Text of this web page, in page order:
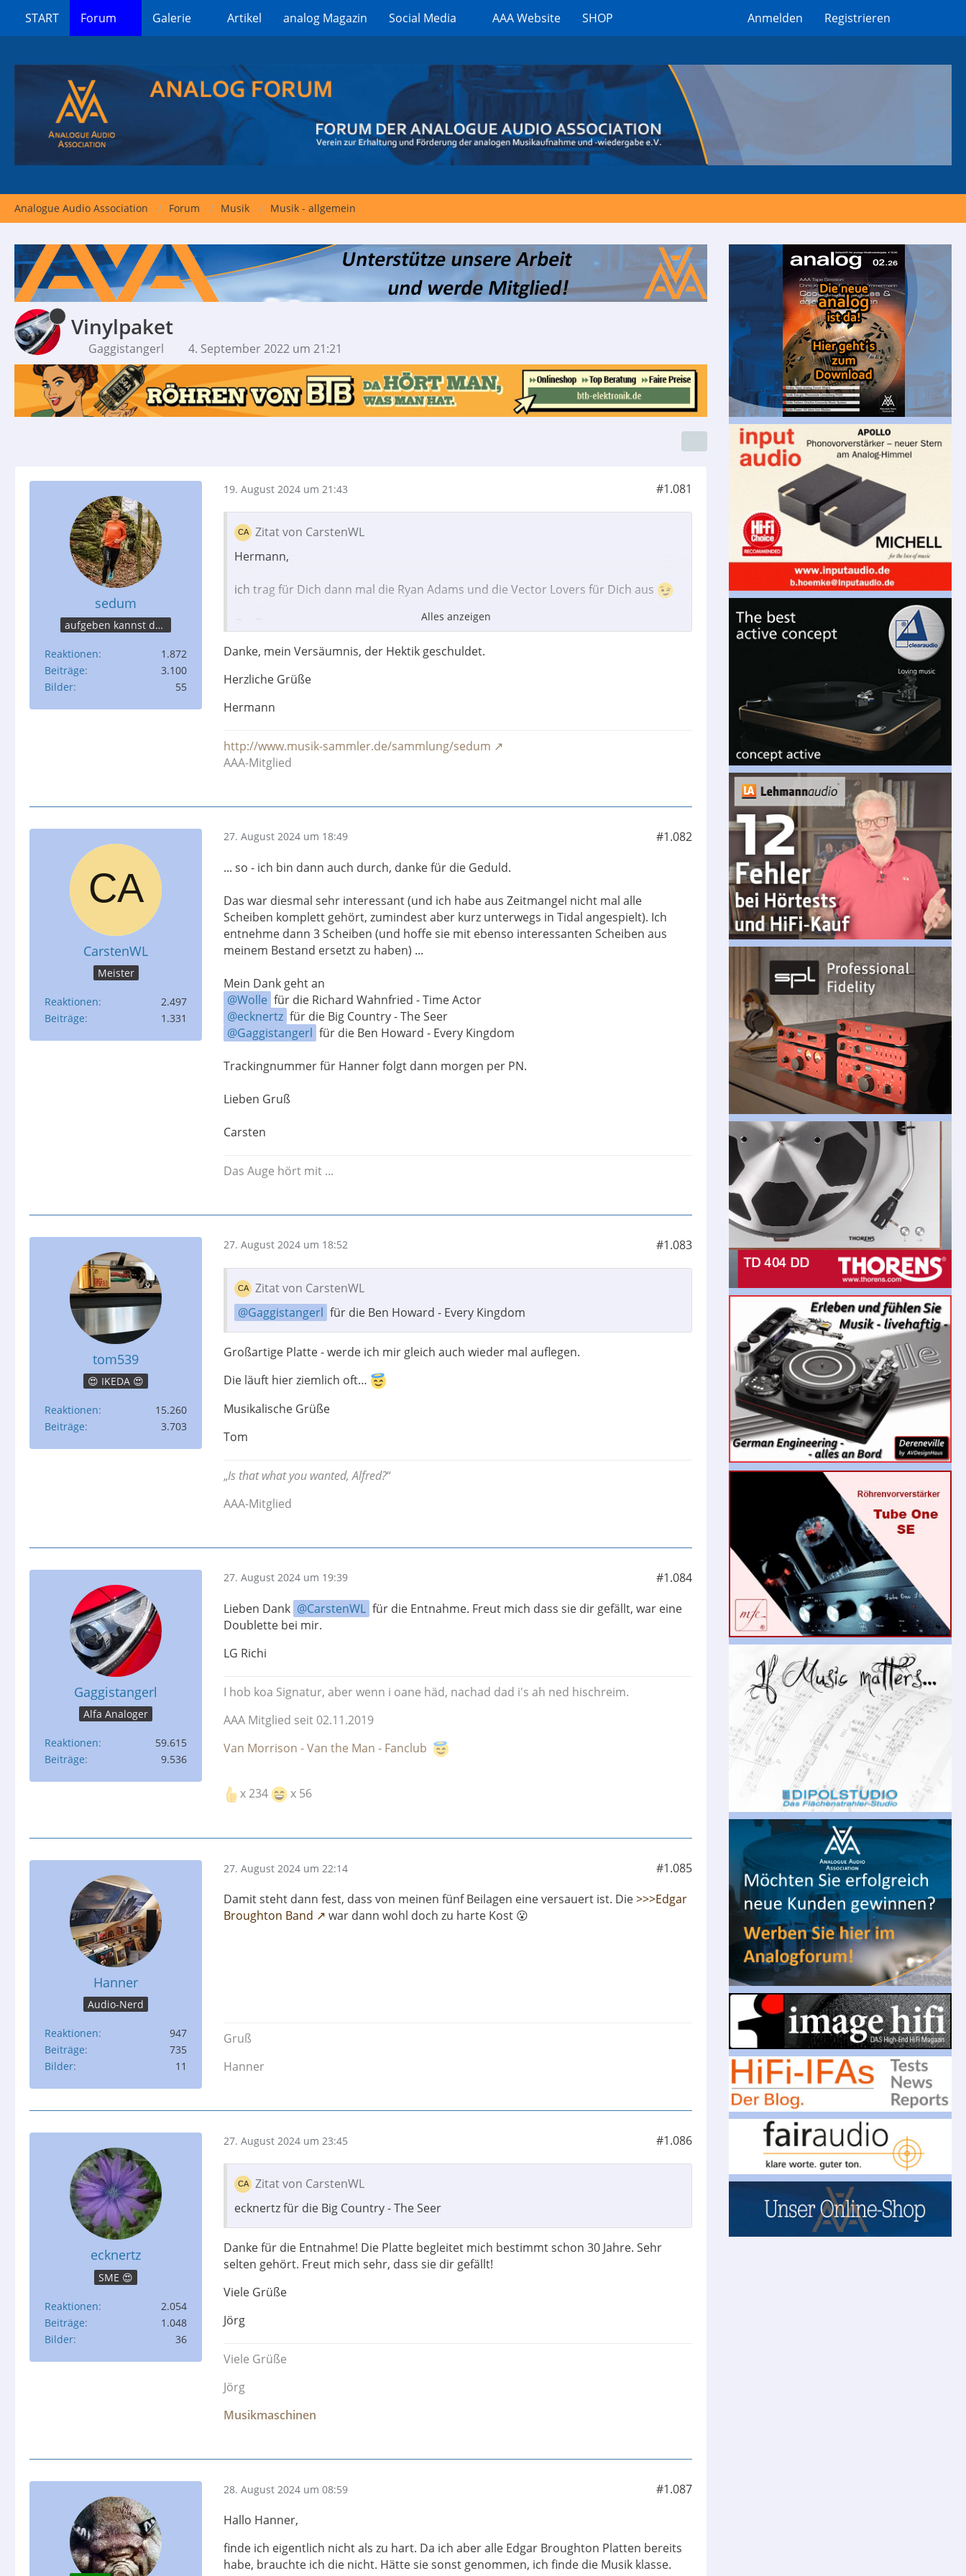
START Forum Galerie Artikel analog Magazin Social Media AAA Website SHOP Anmelden Registrieren
Analogue Audio Association Forum Musik Musik - allgemein
Vinylpaket
Gaggistangerl 4. September 2022 um 21:21
sedum
aufgeben kannst du bei der Post
Reaktionen
1.872
Beiträge
3.100
Bilder
55
19. August 2024 um 21:43 #1.081
Zitat von CarstenWL
Hermann,
ich trag für Dich dann mal die Ryan Adams und die Vector Lovers für Dich aus
Carsten
Alles anzeigen
Danke, mein Versäumnis, der Hektik geschuldet.
Herzliche Grüße
Hermann
http://www.musik-sammler.de/sammlung/sedum
AAA-Mitglied
CarstenWL
Meister
Reaktionen
2.497
Beiträge
1.331
27. August 2024 um 18:49
#1.082
... so - ich bin dann auch durch, danke für die Geduld.
Das war diesmal sehr interessant (und ich habe aus Zeitmangel nicht mal alle
Scheiben komplett gehört, zumindest aber kurz unterwegs in Tidal angespielt). Ich
entnehme dann 3 Scheiben (und hoffe sie mit ebenso interessanten Scheiben aus
meinem Bestand ersetzt zu haben) ...
Mein Dank geht an
Wolle für die Richard Wahnfried - Time Actor
ecknertz für die Big Country - The Seer
Gaggistangerl für die Ben Howard - Every Kingdom
Trackingnummer für Hanner folgt dann morgen per PN.
Lieben Gruß
Carsten
Das Auge hört mit ...
tom539
😍 IKEDA 😍
Reaktionen
15.260
Beiträge
3.703
27. August 2024 um 18:52 #1.083
Zitat von CarstenWL
Gaggistangerl für die Ben Howard - Every Kingdom
Großartige Platte - werde ich mir gleich auch wieder mal auflegen.
Die läuft hier ziemlich oft…
Musikalische Grüße
Tom
„Is that what you wanted, Alfred?“
AAA-Mitglied
Gaggistangerl
Alfa Analoger
Reaktionen
59.615
Beiträge
9.536
27. August 2024 um 19:39
#1.084
Lieben Dank
CarstenWL für die Entnahme. Freut mich dass sie dir gefällt, war eine
Doublette bei mir.
LG Richi
I hob koa Signatur, aber wenn i oane häd, nachad dad i's ah ned hischreim.
AAA Mitglied seit 02.11.2019
Van Morrison - Van the Man - Fanclub
x 234 x 56
Hanner
Audio-Nerd
Reaktionen
947
Beiträge
735
Bilder
11
27. August 2024 um 22:14
#1.085
Damit steht dann fest, dass von meinen fünf Beilagen eine versauert ist. Die>>>Edgar
Broughton Band
war dann wohl doch zu harte Kost 😮
Gruß
Hanner
ecknertz
SME 😍
Reaktionen
2.054
Beiträge
1.048
Bilder
36
27. August 2024 um 23:45 #1.086
Zitat von CarstenWL
ecknertz für die Big Country - The Seer
Danke für die Entnahme! Die Platte begleitet mich bestimmt schon 30 Jahre. Sehr
selten gehört. Freut mich sehr, dass sie dir gefällt!
Viele Grüße
Jörg
Viele Grüße
Jörg
Musikmaschinen
28. August 2024 um 08:59
#1.087
Hallo Hanner,
finde ich eigentlich nicht als zu hart. Da ich aber alle Edgar Broughton Platten bereits
habe, brauchte ich die nicht. Hätte sie sonst genommen, ich finde die Musik klasse.